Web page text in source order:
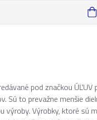
pod značkou ÚĽUV
Sú to prevažne menšie
výroby. Výrobky, ktoré sú